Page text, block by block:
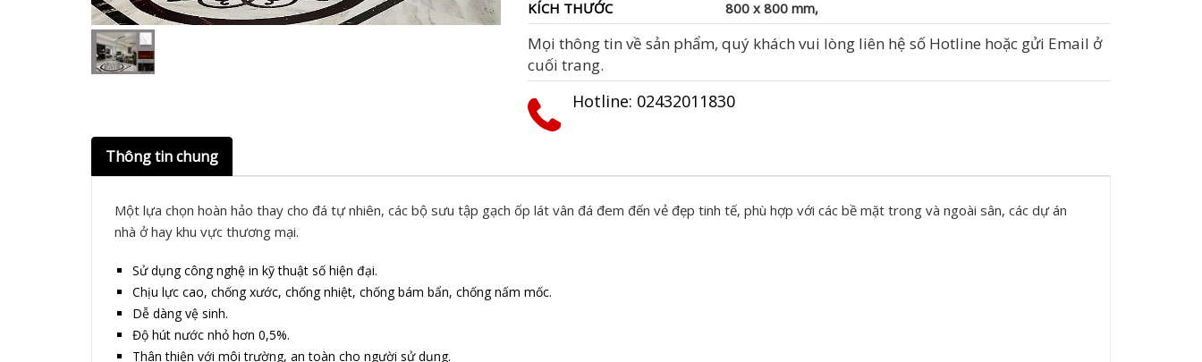
KÍCH THƯỚC
800 x 800 mm,
Mọi thông tin về sản phẩm, quý khách vui lòng liên hệ số Hotline hoặc gửi Email ở
cuối trang.
Hotline: ‭02432011830‬
Thông tin chung
Một lựa chọn hoàn hảo thay cho đá tự nhiên, các bộ sưu tập gạch ốp lát vân đá đem đến vẻ đẹp tinh tế, phù hợp với các bề mặt trong và ngoài sân, các dự án
nhà ở hay khu vực thương mại.
Sử dụng công nghệ in kỹ thuật số hiện đại.
Chịu lực cao, chống xước, chống nhiệt, chống bám bẩn, chống nấm mốc.
Dễ dàng vệ sinh.
Độ hút nước nhỏ hơn 0,5%.
Thân thiện với môi trường, an toàn cho người sử dụng.